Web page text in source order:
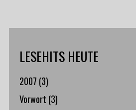
LESEHITS HEUTE
2007 (3)
Vorwort (3)